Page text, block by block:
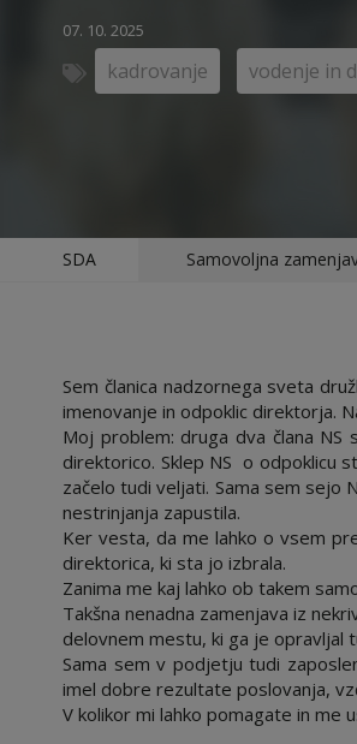
07. 10. 2025
kadrovanje vodenje in
SDA Samovoljna
Sem članica nadzornega sveta
imenovanje in odpoklic direktorja.
Moj problem: druga dva člana
direktorico. Sklep NS o odpoklicu
začelo tudi veljati. Sama sem sejo
nestrinjanja zapustila.
Ker vesta, da me lahko o vsem
direktorica, ki sta jo izbrala.
Zanima me kaj lahko ob takem
Takšna nenadna zamenjava iz
delovnem mestu, ki ga je opravljal
Sama sem v podjetju tudi
imel dobre rezultate poslovanja,
V kolikor mi lahko pomagate in me